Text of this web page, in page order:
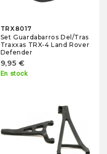
TRX8017
Set Guardabarros Del/Tras
Traxxas TRX-4 Land Rover
Defender
9,95 €
En stock